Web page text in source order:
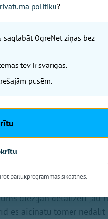
drauds mums. Es tikko,
krievi un ķīnieši...
viņi ir uztraukušies. Un
Jo šinī brīdī tas ir
Arktiku. No viena krasta
tur.»
diezgan detalizēti jau
es aicinātu tomēr
politiku?
OgreNet ziņas bez
tev ir svarīgas.
pusēm.
pārlūkprogrammas sīkdatnes.